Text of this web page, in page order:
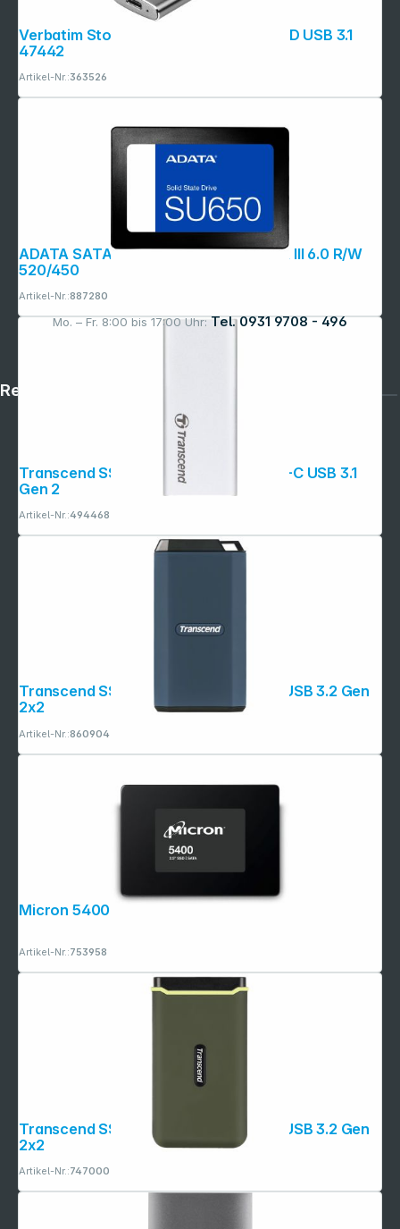
Mo. – Fr. 8:00 bis 17:00 Uhr: Tel. 0931 9708 - 496
Verbatim Store n Go Vx500 240GB SSD USB 3.1
47442
Artikel-Nr.:363526
ADATA SATA SSD SU650 256GB SATA III 6.0 R/W
520/450
Artikel-Nr.:887280
Transcend SSD ESD240C 480GB USB-C USB 3.1
Gen 2
Artikel-Nr.:494468
Transcend SSD ESD410C 4TB USB-C USB 3.2 Gen
2x2
Artikel-Nr.:860904
Artikel-Nr.:753958
Transcend SSD ESD380C 1TB USB-C USB 3.2 Gen
2x2
Artikel-Nr.:747000
Rechtliches
Folgen Sie uns auf